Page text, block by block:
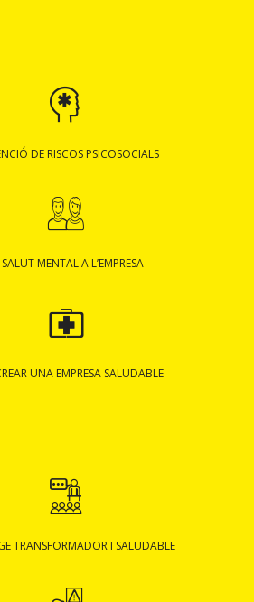
DE RISCOS PSICOSOCIALS
MENTAL A L’EMPRESA
UNA EMPRESA SALUDABLE
TRANSFORMADOR I SALUDABLE